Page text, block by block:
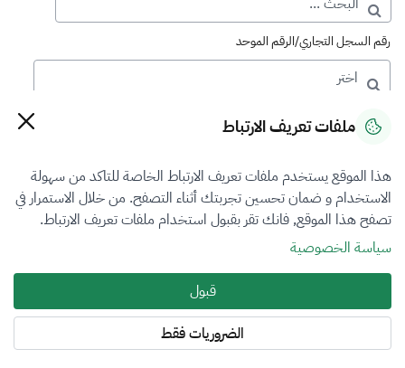
رقم السجل التجاري/الرقم الموحد
رقم الترخيص
التصنيف
VFR2
فرع التقييم
ملفات تعريف الارتباط
هذا الموقع يستخدم ملفات تعريف الارتباط الخاصة للتاكد من سهولة
الاستخدام و ضمان تحسين تجربتك أثناء التصفح. من خلال الاستمرار في
تصفح هذا الموقع, فانك تقر بقبول استخدام ملفات تعريف الارتباط.
سياسة الخصوصية
قبول
الضروريات فقط